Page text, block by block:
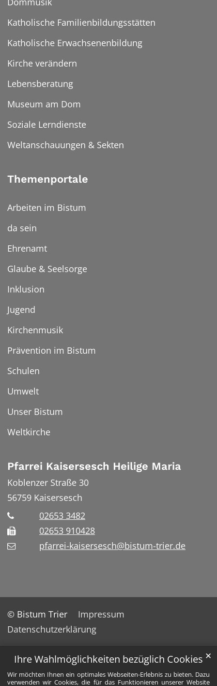
Ihre Wahlmöglichkeiten bezüglich Cookies
Wir möchten Ihnen ein optimales Webseiten-Erlebnis zu bieten. Dazu
verwenden wir Cookies, die für das Funktionieren unserer Website
✕
Katholische Familienbildungsstätten
Katholische Erwachsenenbildung
Kirche verändern
Lebensberatung
Museum am Dom
Soziale Lerndienste
Weltanschauungen & Sekten
Themenportale
Arbeiten im Bistum
da sein
Ehrenamt
Glaube & Seelsorge
Inklusion
Jugend
Kirchenmusik
Prävention im Bistum
Schulen
Umwelt
Unser Bistum
Weltkirche
Pfarrei Kaisersesch Heilige Maria
Koblenzer Straße 30
56759 Kaisersesch
02653 3482
02653 910428
pfarrei-kaisersesch@bistum-trier.de
© Bistum Trier
Impressum
Datenschutzerklärung